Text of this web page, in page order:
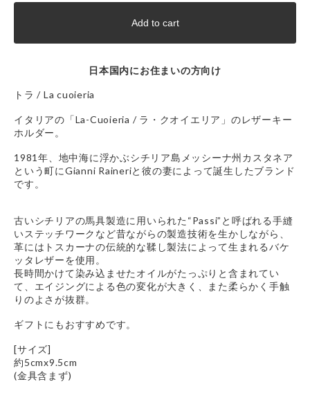
Add to cart
日本国内にお住まいの方向け
トラ / La cuoieria
イタリアの「La-Cuoieria / ラ・クオイエリア」のレザーキー
ホルダー。
1981年、地中海に浮かぶシチリア島メッシーナ州カスタネア
という町にGianni Raineriと彼の妻によって誕生したブランド
です。
古いシチリアの馬具製造に用いられた“Passi”と呼ばれる手縫
いステッチワークなど昔ながらの製造技術を生かしながら、
革にはトスカーナの伝統的な鞣し製法によって生まれるバケ
ッタレザーを使用。
長時間かけて染み込ませたオイルがたっぷりと含まれてい
て、エイジングによる色の変化が大きく、また柔らかく手触
りのよさが抜群。
ギフトにもおすすめです。
[サイズ]
約5cmx9.5cm
(金具含まず)